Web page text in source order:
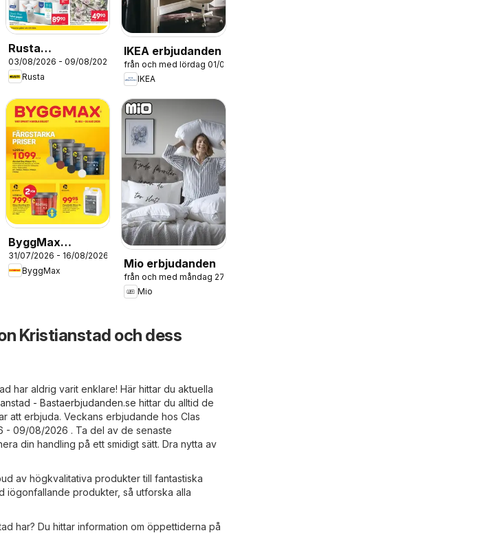
Rusta
erbjudanden
03/08/2026 - 09/08/2026
Rusta
IKEA erbjudanden
från och med lördag 01/08/2026
IKEA
ByggMax
erbjudanden
31/07/2026 - 16/08/2026
ByggMax
Mio erbjudanden
från och med måndag 27/07/2026
Mio
Kristianstad och dess
har aldrig varit enklare! Här hittar du aktuella
- Bastaerbjudanden.se hittar du alltid de
att erbjuda. Veckans erbjudande hos Clas
- 09/08/2026 . Ta del av de senaste
din handling på ett smidigt sätt. Dra nytta av
av högkvalitativa produkter till fantastiska
iögonfallande produkter, så utforska alla
har? Du hittar information om öppettiderna på